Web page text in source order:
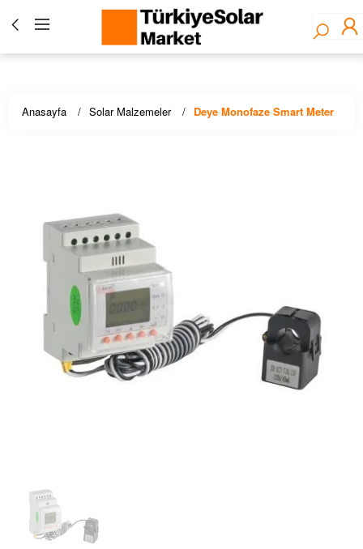
Türkiye Solar Market - Fronius Yetkili Bayisi ☀️ Solar
Panel, İnverter, Lityum Pil, EV Şarj Çözümleri - Stoktan
Hızlı Teslimat!
Anasayfa Solar Malzemeler Deye Monofaze Smart Meter